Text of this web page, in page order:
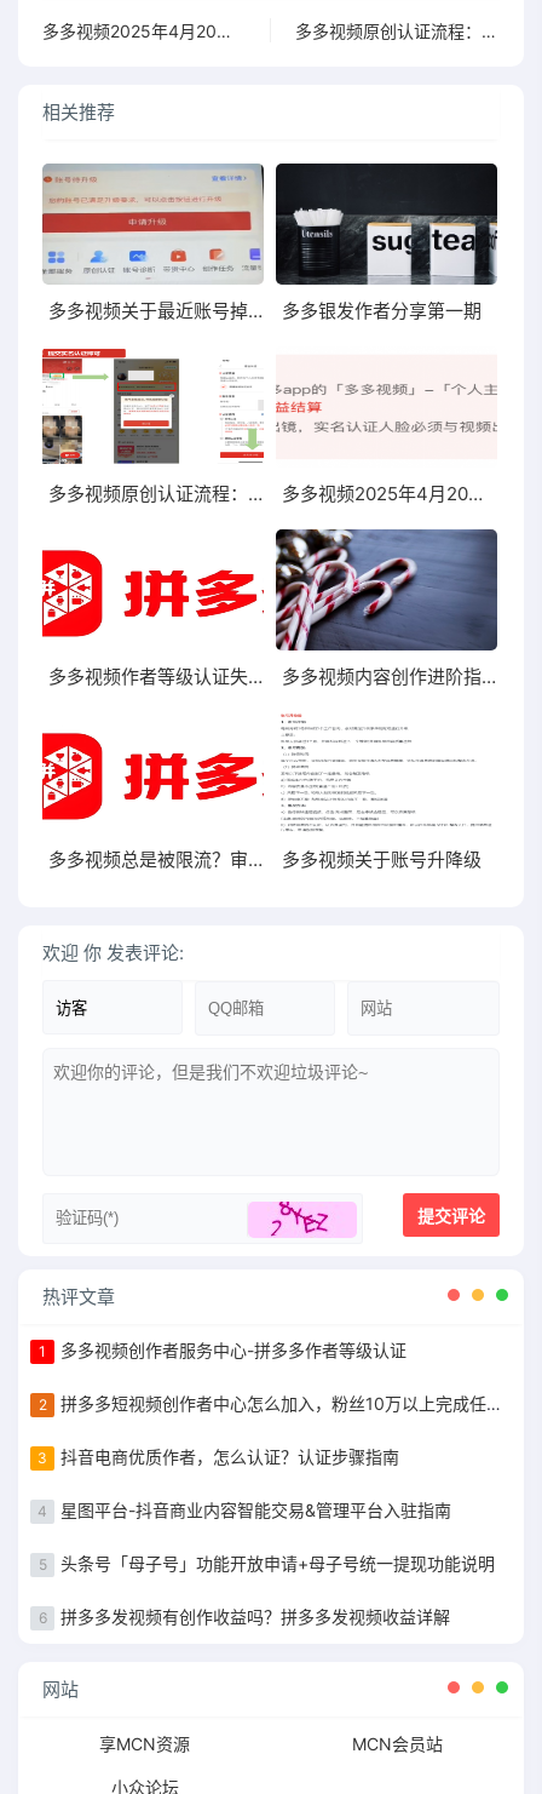
多多视频2025年4月20日上线新版V计划入驻和原创认证 多多视频原创认证流程：一创露脸作者提交实名认证即可
相关推荐
多多视频关于最近账号掉等级异常问题 多多银发作者分享第一期
多多视频原创认证流程：一创露脸作者提交实名认证即可 多多视频2025年4月20日上线新版V计划入驻和原创认证
多多视频作者等级认证失败提示内容为低成本 多多视频内容创作进阶指南
多多视频总是被限流？审核总是不通过？来平台审核规范自查一下视频违规红线吧！ 多多视频关于账号升降级
欢迎 你 发表评论:
热评文章
1 多多视频创作者服务中心-拼多多作者等级认证
2 拼多多短视频创作者中心怎么加入，粉丝10万以上完成任务获得现金补贴
3 抖音电商优质作者，怎么认证？认证步骤指南
4 星图平台-抖音商业内容智能交易&管理平台入驻指南
5 头条号「母子号」功能开放申请+母子号统一提现功能说明
6 拼多多发视频有创作收益吗？拼多多发视频收益详解
网站
享MCN资源 MCN会员站
小众论坛